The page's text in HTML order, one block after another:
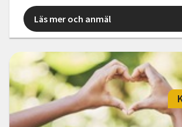
Läs mer och anmäl